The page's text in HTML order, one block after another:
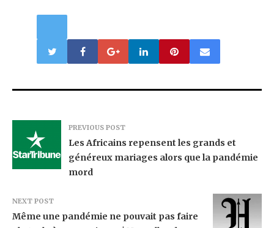
PREVIOUS POST
Les Africains repensent les grands et
généreux mariages alors que la pandémie
mord
NEXT POST
Même une pandémie ne pouvait pas faire